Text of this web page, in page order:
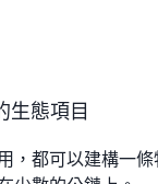
生態項目
，都可以建構一條